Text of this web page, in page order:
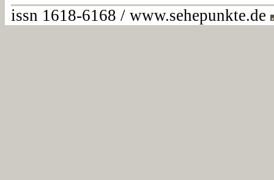
issn 1618-6168 / www.sehepunkte.de